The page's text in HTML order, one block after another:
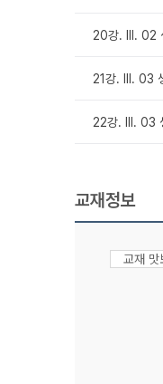
20강. Ⅲ. 02
21강. Ⅲ. 03
22강. Ⅲ. 03
교재정보
교재